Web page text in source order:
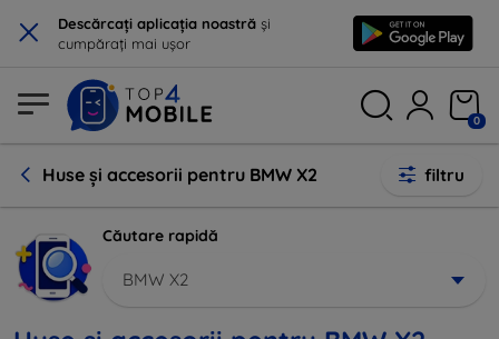
× Descărcați aplicația noastră și
cumpărați mai ușor
0
Huse și accesorii pentru BMW X2 filtru
Căutare rapidă
BMW X2